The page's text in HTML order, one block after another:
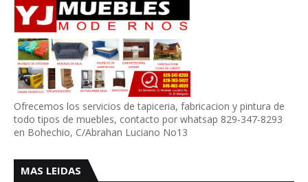
Ofrecemos los servicios de tapiceria, fabricacion y pintura de
todo tipos de muebles, contacto por whatsap 829-347-8293
en Bohechio, C/Abrahan Luciano No13
MAS LEIDAS